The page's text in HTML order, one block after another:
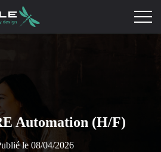
Automation (H/F)
le 08/04/2026